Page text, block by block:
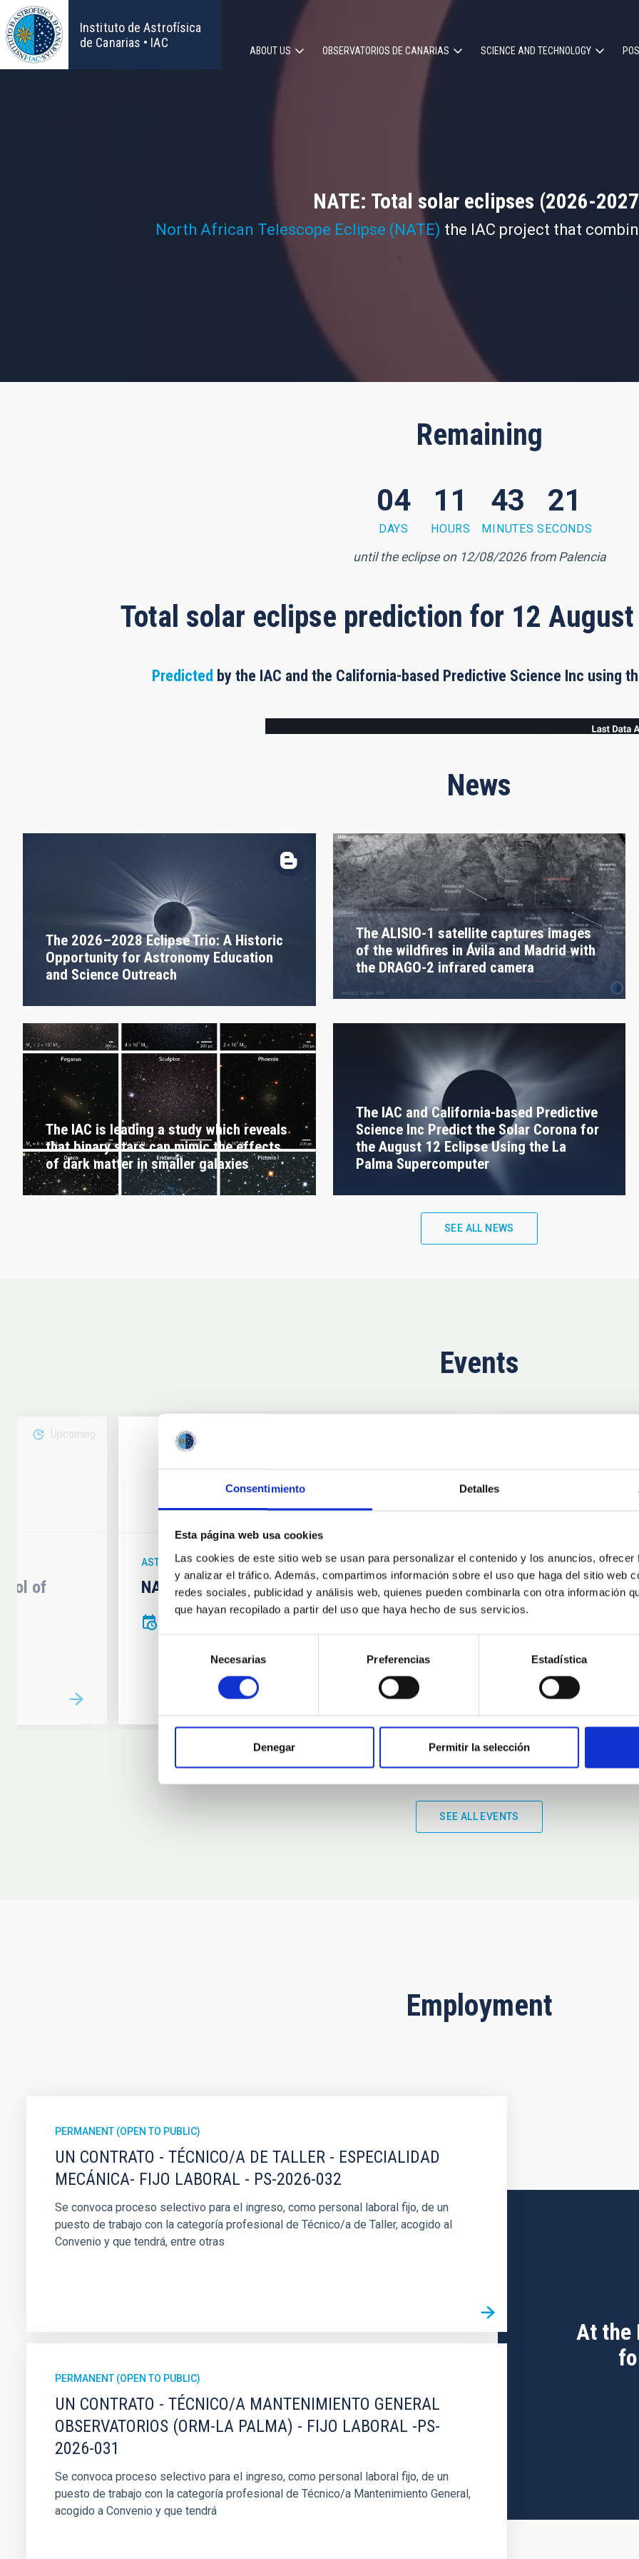
Consentimiento Detalles
Esta página web usa cookies
Las cookies de este sitio web se usan para personalizar el contenido y los anuncios,
y analizar el tráfico. Además, compartimos información sobre el uso que haga del sitio web
redes sociales, publicidad y análisis web, quienes pueden combinarla con otra información
que hayan recopilado a partir del uso que haya hecho de sus servicios.
consentimiento
Necesarias Preferencias Estadística
Denegar Permitir la selección
Skip
to
main
content
Instituto de Astrofísica
de Canarias • IAC
Main
ABOUT US OBSERVATORIOS DE CANARIAS SCIENCE AND TECHNOLOGY
NATE: Total solar eclipses (2026-
North African Telescope Eclipse (NATE) the IAC project that
Remaining
04
DAYS
11
HOURS
43
MINUTES
20
SECONDS
until the eclipse on 12/08/2026 from Palencia
Total solar eclipse prediction for 12
Predicted by the IAC and the California-based Predictive Science Inc using
News
The 2026–2028 Eclipse Trio: A Historic
Opportunity for Astronomy Education
and Science Outreach
The ALISIO-1 satellite captures images
of the wildfires in Ávila and Madrid with
the DRAGO-2 infrared camera
The IAC is leading a study which reveals
that binary stars can mimic the effects
of dark matter in smaller galaxies
The IAC and California-based Predictive
Science Inc Predict the Solar Corona for
the August 12 Eclipse Using the La
Palma Supercomputer
SEE ALL NEWS
Events
Upcoming
of
08
AUG 26
11
AUG 26
ASTRONOMICAL EVENT
NATE en Palencia - Eclipse Agosto 2026
10
CONFERENCE
Substellar
SEE ALL EVENTS
Employment
PERMANENT (OPEN TO PUBLIC)
UN CONTRATO - TÉCNICO/A DE TALLER - ESPECIALIDAD
MECÁNICA- FIJO LABORAL - PS-2026-032
Se convoca proceso selectivo para el ingreso, como personal laboral fijo, de un
puesto de trabajo con la categoría profesional de Técnico/a de Taller, acogido al
Convenio y que tendrá, entre otras
PERMANENT (OPEN TO PUBLIC)
UN CONTRATO - TÉCNICO/A MANTENIMIENTO GENERAL
OBSERVATORIOS (ORM-LA PALMA) - FIJO LABORAL -PS-
2026-031
Se convoca proceso selectivo para el ingreso, como personal laboral fijo, de un
puesto de trabajo con la categoría profesional de Técnico/a Mantenimiento General,
acogido a Convenio y que tendrá
At the